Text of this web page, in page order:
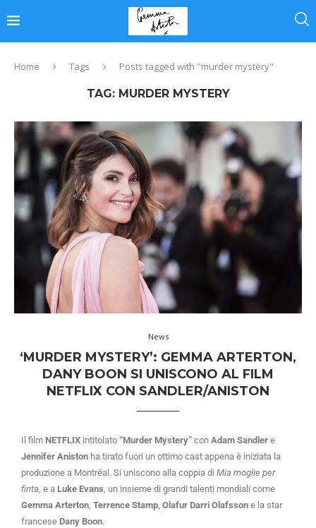
Home Tags Posts tagged with "murder mystery"
TAG: MURDER MYSTERY
News
‘MURDER MYSTERY’: GEMMA ARTERTON,
DANY BOON SI UNISCONO AL FILM
NETFLIX CON SANDLER/ANISTON
Il film NETFLIX intitolato “Murder Mystery” con Adam Sandler e
Jennifer Aniston ha tirato fuori un ottimo cast appena è iniziata la
produzione a Montréal. Si uniscono alla coppia di Mia moglie per
finta, e a Luke Evans, un insieme di grandi talenti mondiali come
Gemma Arterton, Terrence Stamp, Olafur Darri Olafsson e la star
francese Dany Boon.